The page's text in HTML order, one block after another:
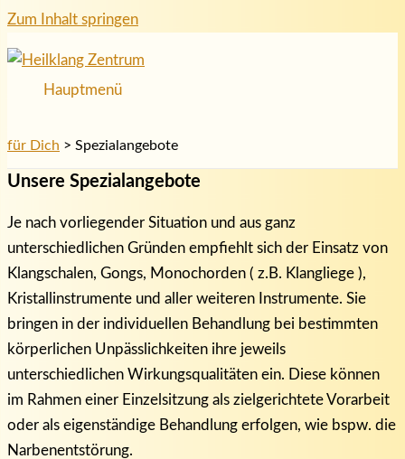
Zum Inhalt springen
Hauptmenü
für Dich > Spezialangebote
Unsere Spezialangebote
Je nach vorliegender Situation und aus ganz
unterschiedlichen Gründen empfiehlt sich der Einsatz von
Klangschalen, Gongs, Monochorden ( z.B. Klangliege ),
Kristallinstrumente und aller weiteren Instrumente. Sie
bringen in der individuellen Behandlung bei bestimmten
körperlichen Unpässlichkeiten ihre jeweils
unterschiedlichen Wirkungsqualitäten ein. Diese können
im Rahmen einer Einzelsitzung als zielgerichtete Vorarbeit
oder als eigenständige Behandlung erfolgen, wie bspw. die
Narbenentstörung.